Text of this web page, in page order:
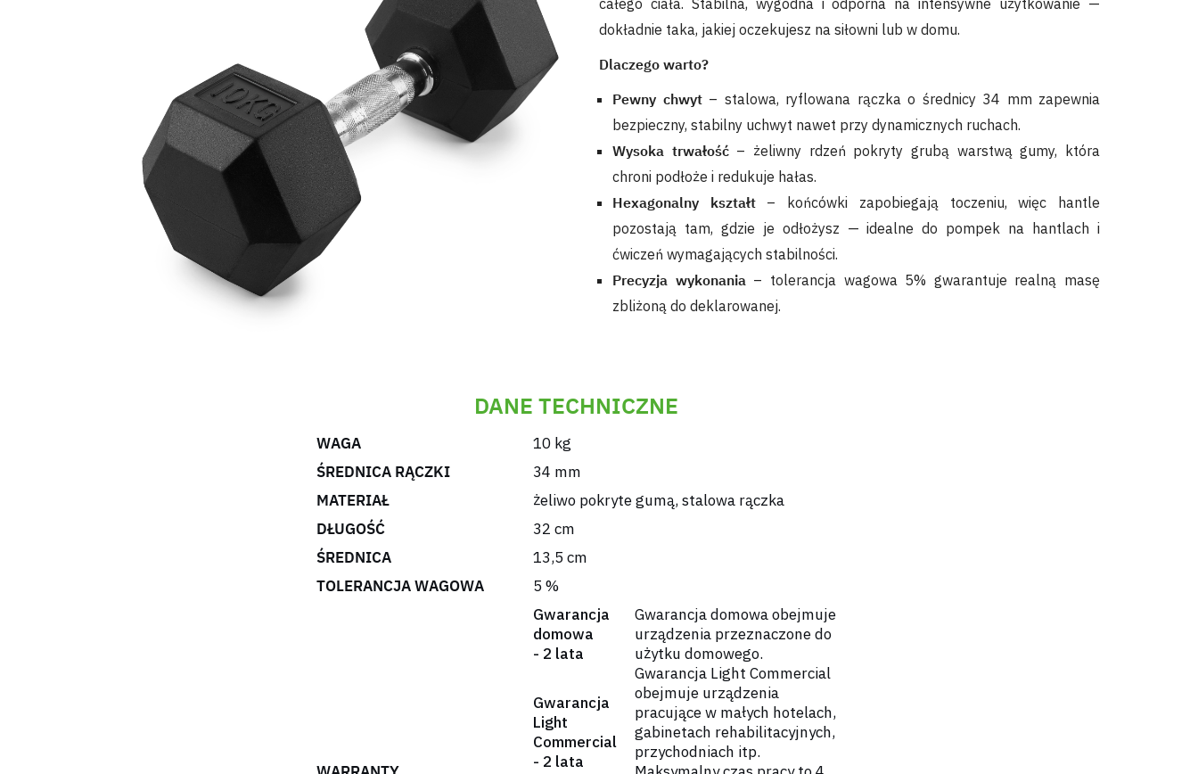
całego ciała. Stabilna, wygodna i odporna na intensywne użytkowanie —
dokładnie taka, jakiej oczekujesz na siłowni lub w domu.
Dlaczego warto?
Pewny chwyt– stalowa, ryflowana rączka o średnicy 34 mm zapewnia
bezpieczny, stabilny uchwyt nawet przy dynamicznych ruchach.
Wysoka trwałość– żeliwny rdzeń pokryty grubą warstwą gumy, która
chroni podłoże i redukuje hałas.
Hexagonalny kształt– końcówki zapobiegają toczeniu, więc hantle
pozostają tam, gdzie je odłożysz — idealne do pompek na hantlach i
ćwiczeń wymagających stabilności.
Precyzja wykonania– tolerancja wagowa 5% gwarantuje realną masę
zbliżoną do deklarowanej.
DANE TECHNICZNE
WAGA
10 kg
ŚREDNICA RĄCZKI
34 mm
MATERIAŁ
żeliwo pokryte gumą,stalowa rączka
DŁUGOŚĆ
32 cm
ŚREDNICA
13,5 cm
TOLERANCJA WAGOWA
5 %
Gwarancja
domowa
- 2 lata
Gwarancja domowa obejmuje
urządzenia przeznaczone do
użytku domowego.
Gwarancja
Light
Commercial
- 2 lata
Gwarancja Light Commercial
obejmuje urządzenia
pracujące w małych hotelach,
gabinetach rehabilitacyjnych,
przychodniach itp.